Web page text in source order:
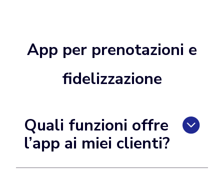
App per prenotazioni e
fidelizzazione
Quali funzioni offre
l’app ai miei clienti?